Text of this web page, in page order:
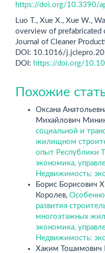
https://doi.org/10.3390/
Luo T., Xue X., Xue W.,
overview of prefabricated
Journal of Cleaner
DOI: 10.1016/
DOI: https://doi.org/
Похожие
Оксана
Михайлович
социальной и
жилищном
опыт Республики
экономика,
Недвижимость:
Борис Борисович
Королев,
развития
многоэтажных
экономика,
Недвижимость:
Хаким Тошимович